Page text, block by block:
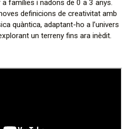
famílies i nadons de 0 a 3 anys.
definicions de creativitat amb
quàntica, adaptant-ho a l’univers
un terreny fins ara inèdit.